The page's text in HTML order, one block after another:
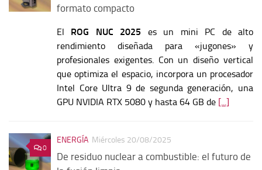
formato compacto
El ROG NUC 2025 es un mini PC de alto
rendimiento diseñada para «jugones» y
profesionales exigentes. Con un diseño vertical
que optimiza el espacio, incorpora un procesador
Intel Core Ultra 9 de segunda generación, una
GPU NVIDIA RTX 5080 y hasta 64 GB de [...]
0
ENERGÍA Miércoles 20/08/2025
De residuo nuclear a combustible: el futuro de